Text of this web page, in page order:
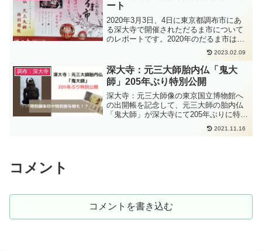
ート
2020年3月3日、4日に東京都調布市にあ
る深大寺で開催されただるま市について
のレポートです。2020年のだるま市は、
コロナの影響でお練り行列が中止とな
り、やはり人出も少ない状況でした。
2023.02.09
調布：深大寺
深大寺：元三大師胎内仏「鬼大
師」205年ぶり特別公開
深大寺：元三大師像の東京国立博物館へ
の出開帳を記念して、元三大師の胎内仏
「鬼大師」が深大寺にて205年ぶりに特別
公開されます。この記事では、鬼大師の
特別公開、期間中の特別御朱印や特別授
2021.11.16
コメント
コメントを書き込む